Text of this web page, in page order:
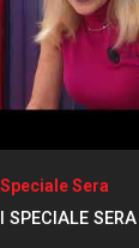
Sera
SPECIALE